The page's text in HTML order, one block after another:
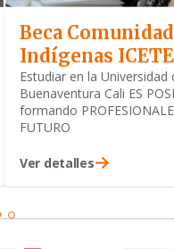
Beca
Indígenas
Estudiar en la Universidad
Buenaventura Cali ES
formando
FUTURO
Ver detalles